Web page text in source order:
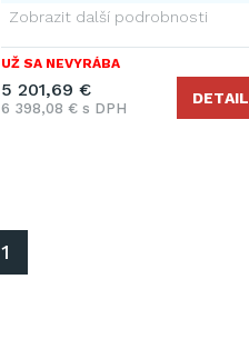
Zobrazit další podrobnosti
UŽ SA NEVYRÁBA
5 201,69 €
6 398,08 € s DPH
DETAIL
1